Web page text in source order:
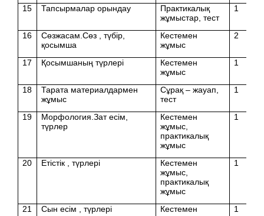
15 Тапсырмалар орындау
Практикалық
жұмыстар, тест
1
16
Сөзжасам.Сөз , түбір,
қосымша
Кестемен
жұмыс
2
17 Қосымшаның түрлері
Кестемен
жұмыс
1
18
Тарата материалдармен
жұмыс
Сұрақ – жауап,
тест
1
19
Морфология.Зат есім,
түрлер
Кестемен
жұмыс,
практикалық
жұмыс
1
20 Етістік , түрлері
Кестемен
жұмыс,
практикалық
жұмыс
1
21 Сын есім , түрлері
Кестемен
1